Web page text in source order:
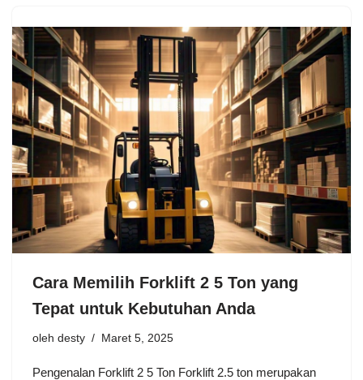
Cara Memilih Forklift 2 5 Ton yang
Tepat untuk Kebutuhan Anda
oleh desty Maret 5, 2025
Pengenalan Forklift 2 5 Ton Forklift 2.5 ton merupakan